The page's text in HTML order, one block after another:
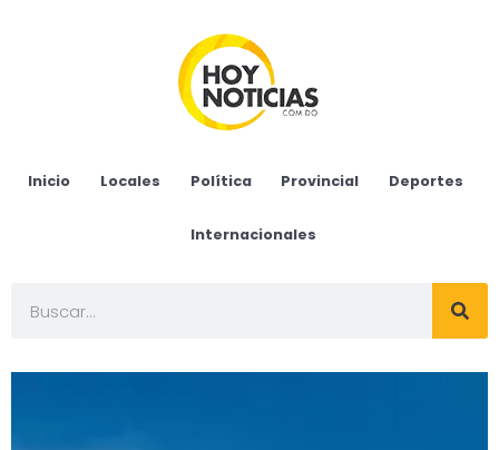
Inicio Locales Política Provincial Deportes
Internacionales